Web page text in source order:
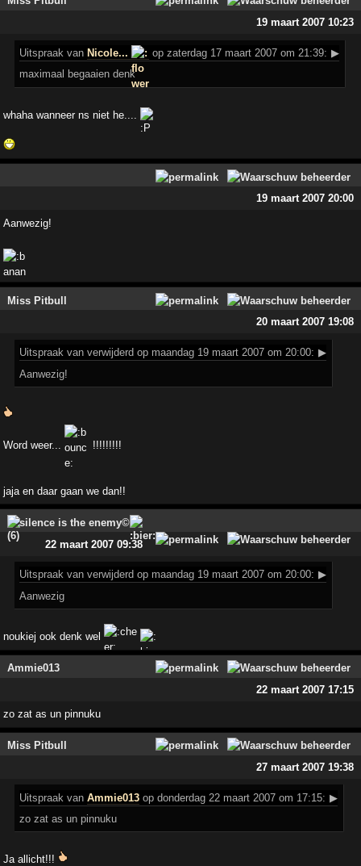
19 maart 2007 10:23
Uitspraak van Nicole... op zaterdag 17 maart 2007 om 21:39: ▶
maximaal begaaien denk
whaha wanneer ns niet he....
19 maart 2007 20:00
Aanwezig!
Miss Pitbull
20 maart 2007 19:08
Uitspraak van verwijderd op maandag 19 maart 2007 om 20:00: ▶
Aanwezig!
Word weer... !!!!!!!!!
jaja en daar gaan we dan!!
silence is the enemy©
22 maart 2007 09:38
Uitspraak van verwijderd op maandag 19 maart 2007 om 20:00: ▶
Aanwezig
noukiej ook denk wel
Ammie013
22 maart 2007 17:15
zo zat as un pinnuku
Miss Pitbull
27 maart 2007 19:38
Uitspraak vanAmmie013 op donderdag 22 maart 2007 om 17:15: ▶
zo zat as un pinnuku
Ja allicht!!!